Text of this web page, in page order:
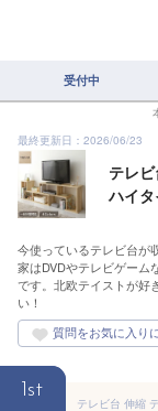
受付中
最終更新日：2026/06/23
テレ
ハイ
今使っているテレビ台が
家はDVDやテレビゲーム
です。北欧テイストが好
い！
1st